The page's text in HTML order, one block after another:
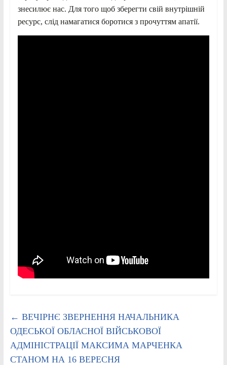
знесилює нас. Для того щоб зберегти свій внутрішній
ресурс, слід намагатися боротися з прочуттям апатії.
← ВЕЧІРНЄ ЗВЕРНЕННЯ НАЧАЛЬНИКА
ОДЕСЬКОЇ ОБЛАСНОЇ ВІЙСЬКОВОЇ
АДМІНІСТРАЦІЇ МАКСИМА МАРЧЕНКА
СТАНОМ НА 16 ВЕРЕСНЯ